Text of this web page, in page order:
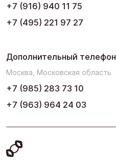
+7 (916) 940 11 75
+7 (495) 221 97 27
Дополнительный телефон
Москва, Московская область
+7 (985) 283 73 10
+7 (963) 964 24 03